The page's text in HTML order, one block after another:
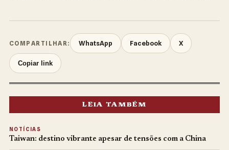
COMPARTILHAR: WhatsApp Facebook X
Copiar link
LEIA TAMBÉM
NOTÍCIAS
Taiwan: destino vibrante apesar de tensões com a China